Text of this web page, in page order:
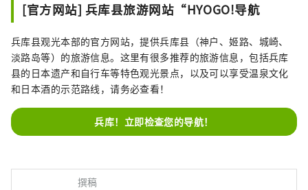
[官方网站] 兵库县旅游网站“HYOGO!导航
兵库县观光本部的官方网站，提供兵库县（神户、姬路、城崎、
淡路岛等）的旅游信息。这里有很多推荐的旅游信息，包括兵库
县的日本遗产和自行车等特色观光景点，以及可以享受温泉文化
和日本酒的示范路线，请务必查看！
兵库！立即检查您的导航！
撰稿